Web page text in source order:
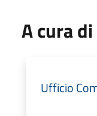
A cura di
Ufficio